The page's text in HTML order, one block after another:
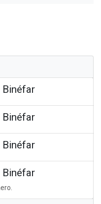
Binéfar
Binéfar
Binéfar
Binéfar